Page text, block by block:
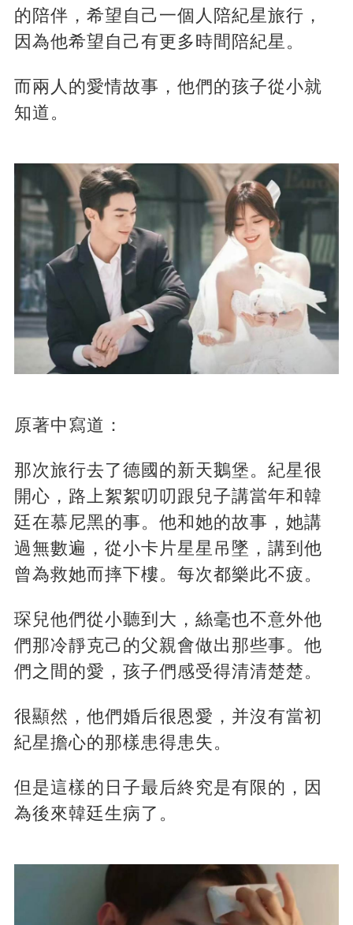
的陪伴，希望自己一個人陪紀星旅行，
因為他希望自己有更多時間陪紀星。
而兩人的愛情故事，他們的孩子從小就
知道。
原著中寫道：
那次旅行去了德國的新天鵝堡。紀星很
開心，路上絮絮叨叨跟兒子講當年和韓
廷在慕尼黑的事。他和她的故事，她講
過無數遍，從小卡片星星吊墜，講到他
曾為救她而摔下樓。每次都樂此不疲。
琛兒他們從小聽到大，絲毫也不意外他
們那冷靜克己的父親會做出那些事。他
們之間的愛，孩子們感受得清清楚楚。
很顯然，他們婚后很恩愛，并沒有當初
紀星擔心的那樣患得患失。
但是這樣的日子最后終究是有限的，因
為後來韓廷生病了。